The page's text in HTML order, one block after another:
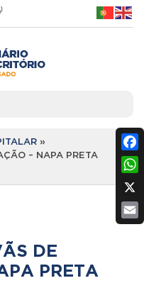
»
– NAPA PRETA
DE
PRETA
X